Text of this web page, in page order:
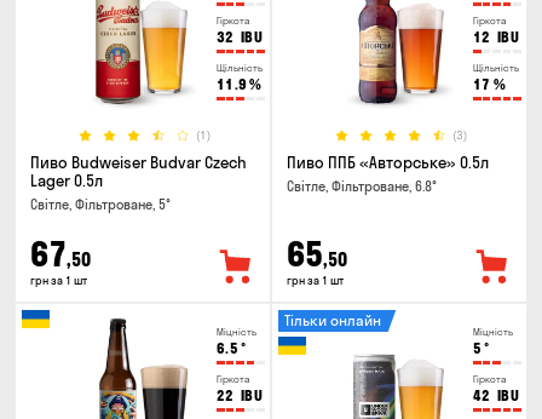
Гіркота
32 IBU
Щільність
11.9 %
(1)
Пиво Budweiser Budvar Czech
Lager 0.5л
Світле, Фільтроване, 5°
67,50
грн за 1 шт
Гіркота
12 IBU
Щільність
17 %
(3)
Пиво ППБ «Авторське» 0.5л
Світле, Фільтроване, 6.8°
65,50
грн за 1 шт
Міцність
6.5 °
Гіркота
22 IBU
Міцність
5 °
Гіркота
42 IBU
Тільки онлайн